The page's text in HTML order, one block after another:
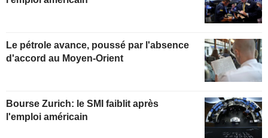
Le pétrole avance, poussé par l'absence
d'accord au Moyen-Orient
Bourse Zurich: le SMI faiblit après
l'emploi américain